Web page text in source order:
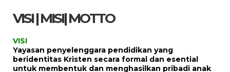
VISI | MISI| MOTTO
VISI
Yayasan penyelenggara pendidikan yang
beridentitas Kristen secara formal dan esential
untuk membentuk dan menghasilkan pribadi anak